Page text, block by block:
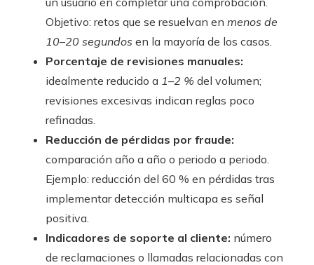
Objetivo: retos que se resuelvan en menos de
10–20 segundos en la mayoría de los casos.
Porcentaje de revisiones manuales:
idealmente reducido a 1–2 % del volumen;
revisiones excesivas indican reglas poco
refinadas.
Reducción de pérdidas por fraude:
comparación año a año o periodo a periodo.
Ejemplo: reducción del 60 % en pérdidas tras
implementar detección multicapa es señal
positiva.
Indicadores de soporte al cliente: número
de reclamaciones o llamadas relacionadas con